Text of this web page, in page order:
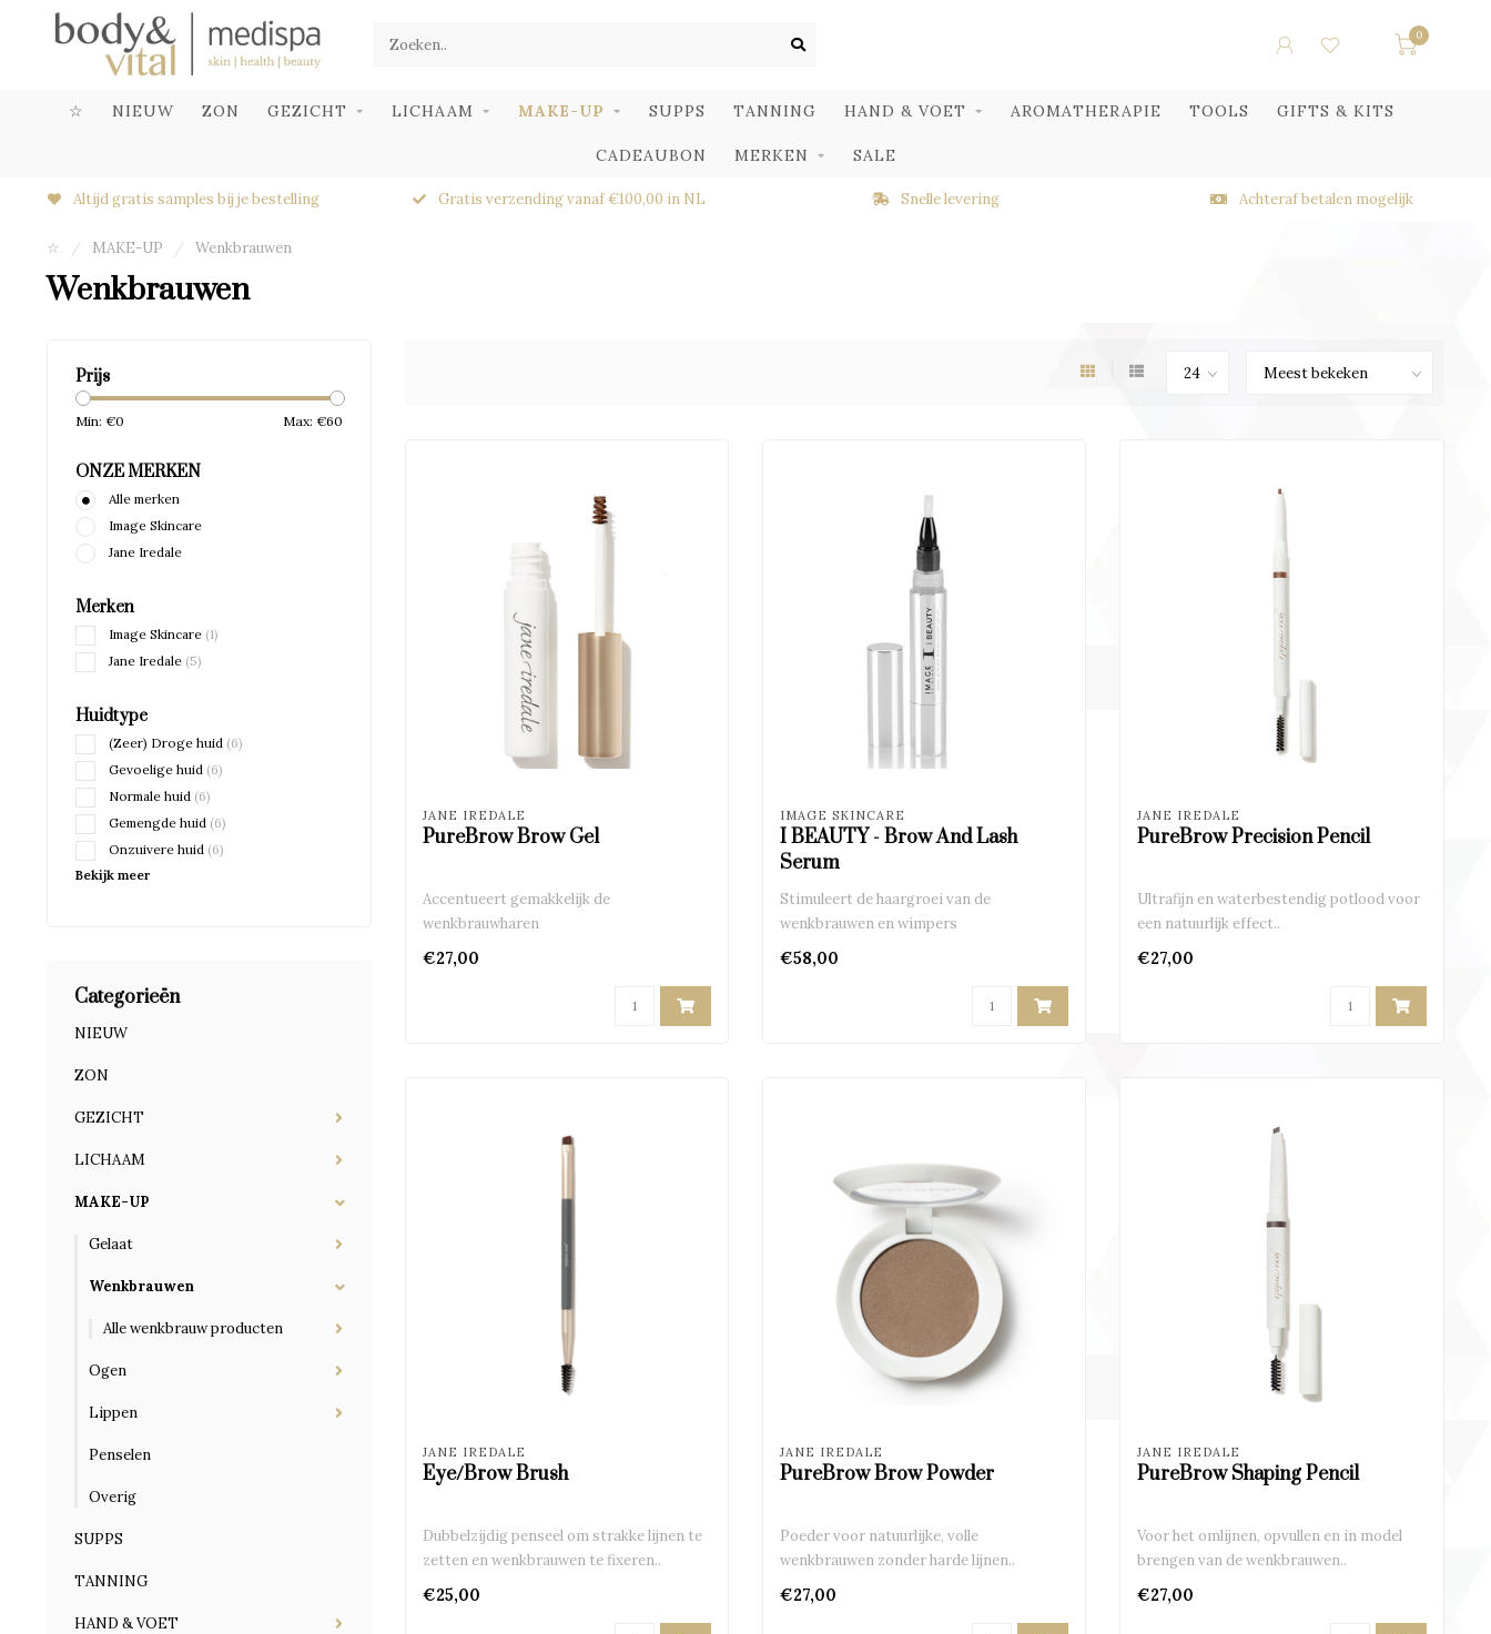
0
☆ NIEUW ZON GEZICHT LICHAAM MAKE-UP SUPPS TANNING HAND & VOET AROMATHERAPIE TOOLS GIFTS & KITS
CADEAUBON MERKEN SALE
Altijd gratis samples bij je bestelling Gratis verzending vanaf €100,00 in NL Snelle levering Achteraf betalen mogelijk
☆ / MAKE-UP / Wenkbrauwen
Wenkbrauwen
Prijs
Min: €0 Max: €60
ONZE MERKEN
Alle merken
Image Skincare
Jane Iredale
Merken
Image Skincare (1)
Jane Iredale (5)
Huidtype
(Zeer) Droge huid (6)
Gevoelige huid (6)
Normale huid (6)
Gemengde huid (6)
Onzuivere huid (6)
Bekijk meer
Categorieën
NIEUW
ZON
GEZICHT
LICHAAM
MAKE-UP
Gelaat
Wenkbrauwen
Alle wenkbrauw producten
Ogen
Lippen
Penselen
Overig
SUPPS
TANNING
HAND & VOET
JANE IREDALE
PureBrow Brow Gel
Accentueert gemakkelijk de
wenkbrauwharen
€27,00
IMAGE SKINCARE
I BEAUTY - Brow And Lash
Serum
Stimuleert de haargroei van de
wenkbrauwen en wimpers
€58,00
JANE IREDALE
PureBrow Precision Pencil
Ultrafijn en waterbestendig potlood voor
een natuurlijk effect..
€27,00
JANE IREDALE
Eye/Brow Brush
Dubbelzijdig penseel om strakke lijnen te
zetten en wenkbrauwen te fixeren..
€25,00
JANE IREDALE
PureBrow Brow Powder
Poeder voor natuurlijke, volle
wenkbrauwen zonder harde lijnen..
€27,00
JANE IREDALE
PureBrow Shaping Pencil
Voor het omlijnen, opvullen en in model
brengen van de wenkbrauwen..
€27,00